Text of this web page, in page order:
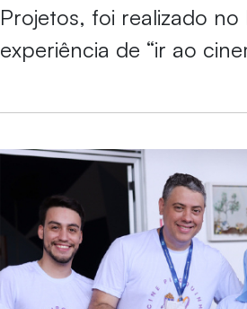
Projetos, foi realizado
experiência de “ir ao